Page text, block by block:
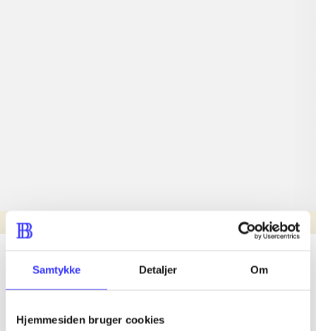
Samtykke Detaljer Om
Hjemmesiden bruger cookies
Nyhed
lorem ipsum dolor sit amet ...